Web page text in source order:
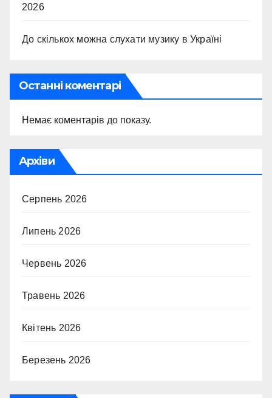
2026
До скількох можна слухати музику в Україні
Останні коментарі
Немає коментарів до показу.
Архіви
Серпень 2026
Липень 2026
Червень 2026
Травень 2026
Квітень 2026
Березень 2026